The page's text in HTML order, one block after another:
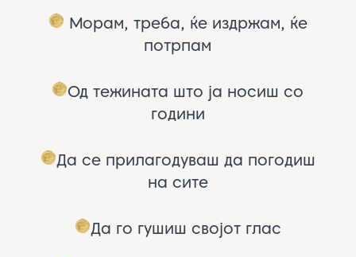
Морам, треба, ќе издржам, ќе
потрпам
Од тежината што ја носиш со
години
Да се прилагодуваш да погодиш
на сите
Да го гушиш својот глас